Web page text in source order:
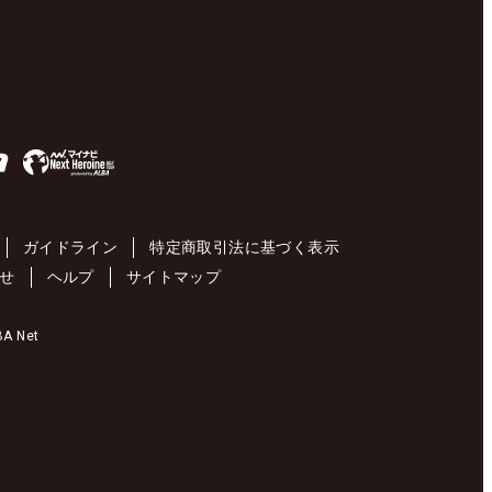
ガイドライン
特定商取引法に基づく表示
ヘルプ サイトマップ
Net